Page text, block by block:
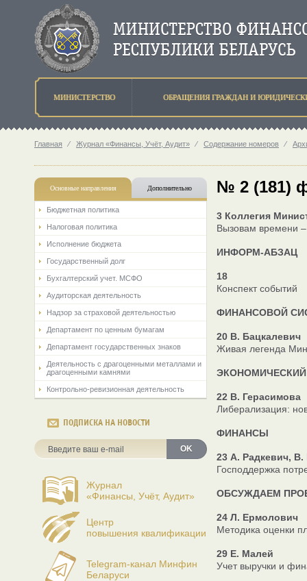
МИНИСТЕРСТВО ОБРАЩЕНИЯ ГРАЖДАН И
Главная ⁄ Журнал «Финансы, Учёт, Аудит» ⁄ Содержание номеров ⁄
Основные направления Дополнительно
Бюджетная политика
Налоговая политика
Исполнение бюджета
Государственный долг
Бухгалтерский учет. МСФО
Аудиторская деятельность
Надзор за страховой деятельностью
Департамент по ценным бумагам
Департамент государственных знаков
Деятельность с драгоценными металлами и
драгоценными камнями
Контрольно-ревизионная деятельность
ПОДПИСКА НА НОВОСТИ
OK
Журнал
«Финансы, Учёт, Аудит»
Центр
повышения квалификации
Telegram-канал Минфин
Беларуси
№ 2 (181)
3 Коллегия
Вызовам времени
ИНФОРМ-АБЗАЦ
18
Конспект событий
ФИНАНСОВОЙ
20 В. Бацкалевич
Живая легенда
22 В. Герасимова
Либерализация:
ФИНАНСЫ
23 А. Радкевич,
Господдержка
ОБСУЖДАЕМ
24 Л. Ермолович
Методика оценки
29 Е. Малей
Учет выручки и